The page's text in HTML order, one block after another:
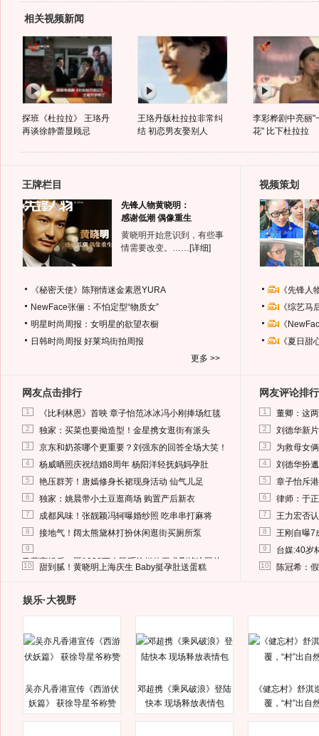
相关视频新闻
探班《杜拉拉》 王珞丹
再谈徐静蕾显顾忌
王珞丹版杜拉拉非常纠
结 初恋男友娶别人
李彩桦剧中亮丽"
花" 比下杜拉拉
王牌栏目
先锋人物黄晓明：
感谢低潮 偶像重生
黄晓明开始意识到，有些事
情需要改变。…… [详细]
《秘密天使》陈翔情迷金素恩YURA
NewFace张俪：不怕定型“物质女”
明星时尚周报：女明星的欲望衣橱
日韩时尚周报 好莱坞街拍周报
更多 >>
视频策划
《先锋
《综艺
《
《夏日
网友点击排行
1 《比利林恩》首映 章子怡范冰冰冯小刚捧场红毯
2 独家：买菜也要拗造型！金星携女逛街有派头
3 京东和奶茶哪个更重要？刘强东的回答全场大笑！
4 杨威晒照庆祝结婚8周年 杨阳洋轻抚妈妈孕肚
5 艳压群芳！唐嫣修身长裙现身活动 仙气儿足
6 独家：姚晨带小土豆逛商场 购置产后新衣
7 成都风味！张靓颖冯轲曝婚纱照 吃串串打麻将
8 接地气！阔太熊黛林打扮休闲逛街买厕所泵
9
马蓉离婚后，砸1000万人民币给媒体要求删掉这照片
10 甜到腻！黄晓明上海庆生 Baby挺孕肚送蛋糕
网友评论排行
1 董卿：这
2 刘德华新
3 为救母女
4 刘德华扮
5 章子怡斥
6 律师：于
7 王力宏否
8 王刚自曝7
9 台媒:40岁
10 陈冠希：
娱乐·大视野
吴亦凡香港宣传《西游伏
妖篇》 获徐导星爷称赞
邓超携《乘风破浪》登陆
快本 现场释放表情包
《健忘村》舒淇
覆，“村”出自